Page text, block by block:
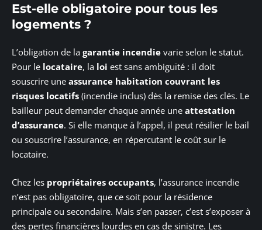
Est-elle obligatoire pour tous les
logements ?
L’obligation de la garantie incendie varie selon le statut.
Pour le locataire, la loi est sans ambiguïté : il doit
souscrire une assurance habitation couvrant les
risques locatifs (incendie inclus) dès la remise des clés. Le
bailleur peut demander chaque année une attestation
d’assurance. Si elle manque à l’appel, il peut résilier le bail
ou souscrire l’assurance, en répercutant le coût sur le
locataire.
Chez les propriétaires occupants, l’assurance incendie
n’est pas obligatoire, que ce soit pour la résidence
principale ou secondaire. Mais s’en passer, c’est s’exposer à
des pertes financières lourdes en cas de sinistre. Les